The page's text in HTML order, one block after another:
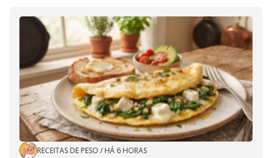
RECEITAS DE PESO / HÁ 6 HORAS